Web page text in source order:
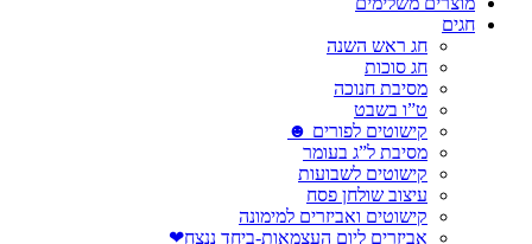
חגים
חג ראש השנה
חג סוכות
מסיבת חנוכה
ט”ו בשבט
קישוטים לפורים ☻
מסיבת ל”ג בעומר
קישוטים לשבועות
עיצוב שולחן פסח
קישוטים ואביזרים למימונה
אביזרים ליום העצמאות-ביחד ננצח❤